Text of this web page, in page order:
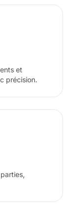
et
précision.